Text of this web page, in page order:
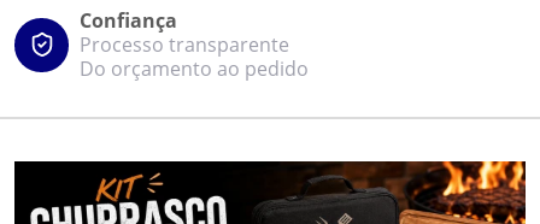
Confiança
Processo transparente
Do orçamento ao pedido